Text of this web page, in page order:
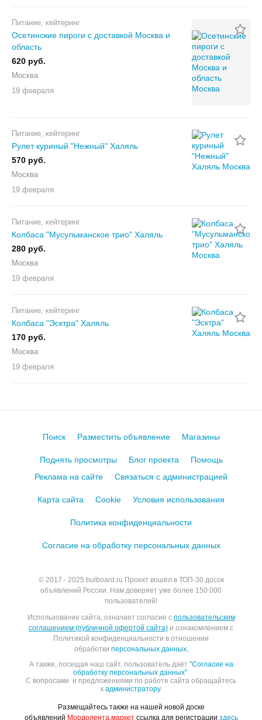
Питание, кейтеринг
Осетинские пироги с доставкой Москва и
область
620 руб.
Москва
19 февраля
Питание, кейтеринг
Рулет куриный "Нежный" Халяль
570 руб.
Москва
19 февраля
Питание, кейтеринг
Колбаса "Мусульманское трио" Халяль
280 руб.
Москва
19 февраля
Питание, кейтеринг
Колбаса "Эсктра" Халяль
170 руб.
Москва
19 февраля
© 2017 - 2025 bulboard.ru Проект вошёл в ТОП-30 досок
объявлений России. Нам доверяет уже более 150 000
пользователей!
Использование сайта, означает согласие с пользовательским
соглашением (публичной офертой сайта) и ознакомлением с
Политикой конфиденциальности в отношении
обработки персональных данных.
А также, посещая наш сайт, пользователь даёт "Согласие на
обработку персональных данных"
С вопросами и предложениями по работе сайта обращайтесь
к администратору.
Поиск Разместить объявление Магазины
Поднять просмотры Блог проекта
Помощь
Реклама на сайте
Связаться с администрацией
Карта сайта Cookie Условия использования
Политика конфиденциальности
Согласие на обработку персональных данных
Размещайтесь также на нашей новой доске
объявлений Мордолента.маркетссылка для регистрации здесь